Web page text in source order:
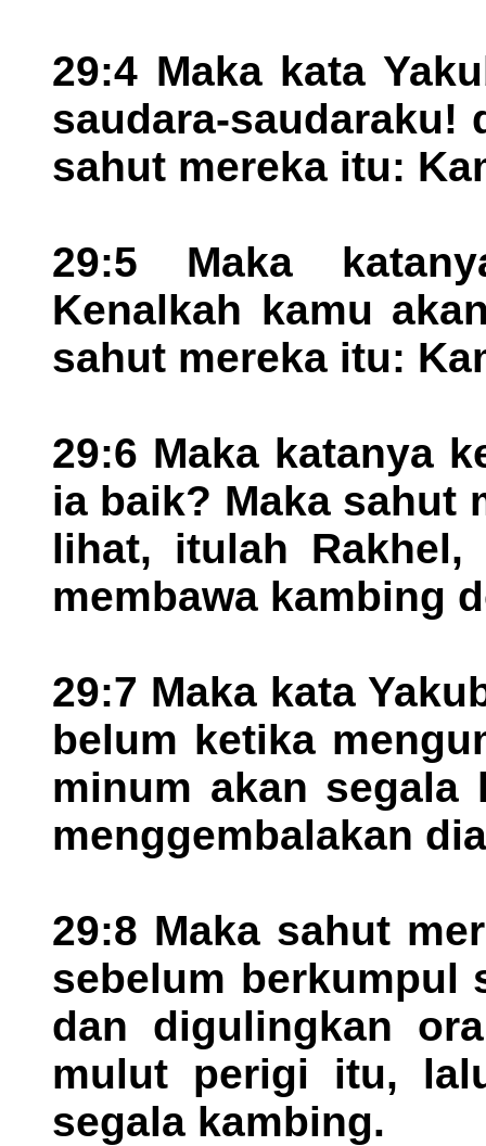
29:4 Maka kata
saudara-saudaraku!
sahut mereka itu:
29:5 Maka
Kenalkah kamu
sahut mereka itu:
29:6 Maka katanya
ia baik? Maka sahut
lihat, itulah Rakhel,
membawa kambing
29:7 Maka kata
belum ketika
minum akan
menggembalakan
29:8 Maka sahut
sebelum berkumpul
dan digulingkan
mulut perigi itu,
segala kambing.